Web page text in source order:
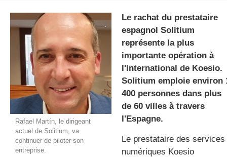
gratuite
Rafael Martín, le dirigeant
actuel de Solitium, va
continuer de piloter son
entreprise.
Le rachat du prestataire
espagnol Solitium
représente la plus
importante opération à
l'international de Koesio.
Solitium emploie environ
400 personnes dans plus
de 60 villes à travers
l'Espagne.
Le prestataire des services
numériques Koesio